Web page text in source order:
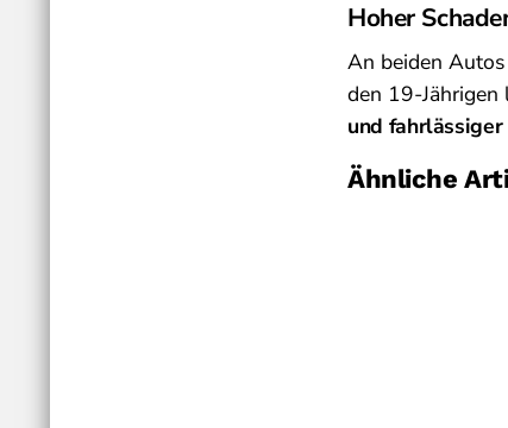
Hoher
An beiden
den 19-Jährigen
und
Ähnliche